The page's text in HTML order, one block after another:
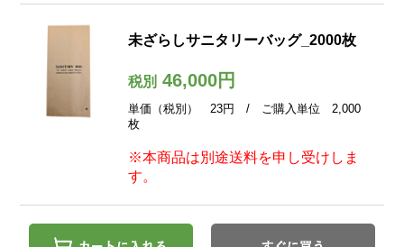
未ざらしサニタリーバッグ_2000枚
税別46,000円
単価（税別） 23円 / ご購入単位 2,000
枚
※本商品は別途送料を申し受けしま
す。